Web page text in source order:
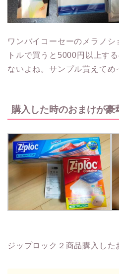
ワンバイコーセーのメラノ
トルで買うと5000円以上す
ないよね。サンプル貰えてめ
購入した時のおまけが豪
ジップロック２商品購入した